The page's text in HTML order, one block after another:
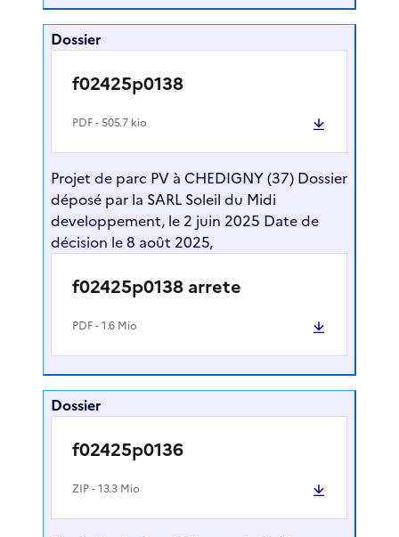
Dossier
f02425p0138
PDF- 505.7 kio
Projet de parc PV à CHEDIGNY (37) Dossier
déposé par la SARL Soleil du Midi
developpement, le 2 juin 2025 Date de
décision le 8 août 2025,
f02425p0138 arrete
PDF- 1.6 Mio
Dossier
f02425p0136
ZIP- 13.3 Mio